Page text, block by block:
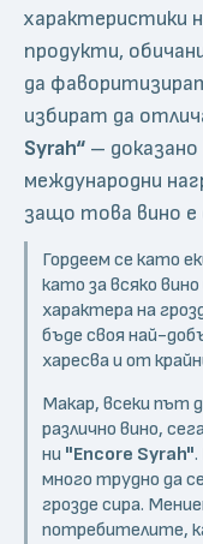
характеристики
продукти,
да
избират да
Syrah“ –
международни
защо това вино
Гордеем се като
като за всяко
характера на
бъде своя най-
харесва и от
Макар, всеки път
различно вино,
ни "Encore Syrah"
много трудно да
грозде сира.
потребителите,